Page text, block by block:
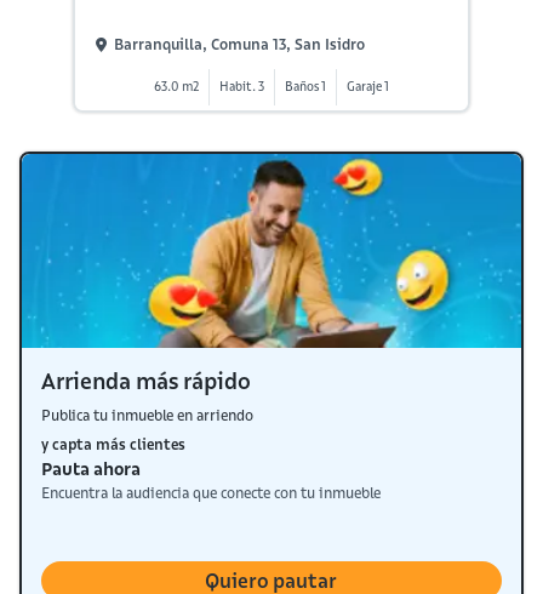
Barranquilla, Comuna 13, San Isidro
63.0 m2 Habit. 3 Baños 1 Garaje 1
Arrienda más rápido
Publica tu inmueble en arriendo
y capta más clientes
Pauta ahora
Encuentra la audiencia que conecte con tu inmueble
Quiero pautar